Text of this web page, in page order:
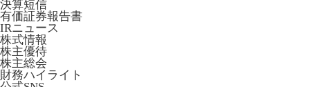
決算短信
有価証券報告書
IRニュース
株式情報
株主優待
株主総会
財務ハイライト